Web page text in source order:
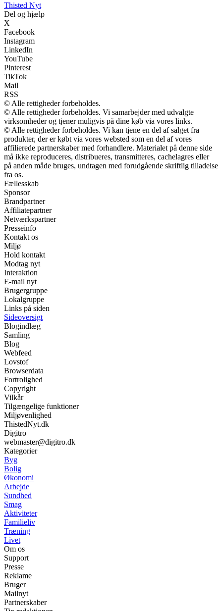
Thisted Nyt
Del og hjælp
X
Facebook
Instagram
LinkedIn
YouTube
Pinterest
TikTok
Mail
RSS
© Alle rettigheder forbeholdes.
© Alle rettigheder forbeholdes. Vi samarbejder med udvalgte
virksomheder og tjener muligvis på dine køb via vores links.
© Alle rettigheder forbeholdes. Vi kan tjene en del af salget fra
produkter, der er købt via vores websted som en del af vores
affilierede partnerskaber med forhandlere. Materialet på denne side
må ikke reproduceres, distribueres, transmitteres, cachelagres eller
på anden måde bruges, undtagen med forudgående skriftlig tilladelse
fra os.
Fællesskab
Sponsor
Brandpartner
Affiliatepartner
Netværkspartner
Presseinfo
Kontakt os
Miljø
Hold kontakt
Modtag nyt
Interaktion
E-mail nyt
Brugergruppe
Lokalgruppe
Links på siden
Sideoversigt
Blogindlæg
Samling
Blog
Webfeed
Lovstof
Browserdata
Fortrolighed
Copyright
Vilkår
Tilgængelige funktioner
Miljøvenlighed
ThistedNyt.dk
Digitro
webmaster@digitro.dk
Kategorier
Byg
Bolig
Økonomi
Arbejde
Sundhed
Smag
Aktiviteter
Familieliv
Træning
Livet
Om os
Support
Presse
Reklame
Bruger
Mailnyt
Partnerskaber